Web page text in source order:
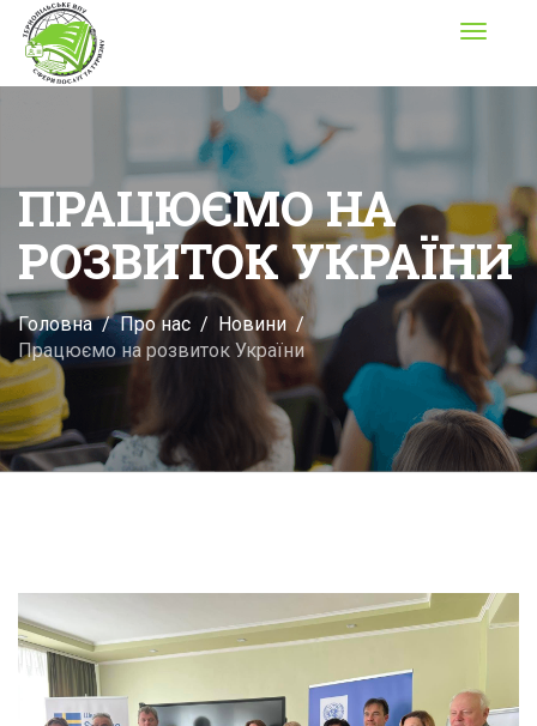
Toggle
ПРАЦЮЄМО НА
РОЗВИТОК УКРАЇНИ
Головна Про нас
Новини
Працюємо на розвиток України